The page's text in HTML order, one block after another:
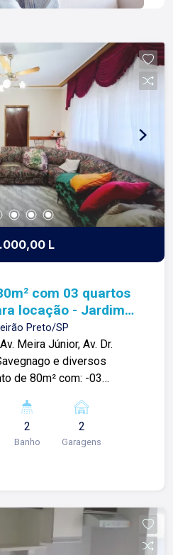
L
com 03 quartos
locação - Jardim
Preto/SP
Meira Júnior, Av. Dr.
e diversos
e 01 lavabo
Para mais
2
Banho
2
Garagens